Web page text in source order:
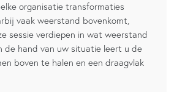
organisatie transformaties
vaak weerstand bovenkomt,
sessie verdiepen in wat weerstand
de hand van uw situatie leert u de
boven te halen en een draagvlak